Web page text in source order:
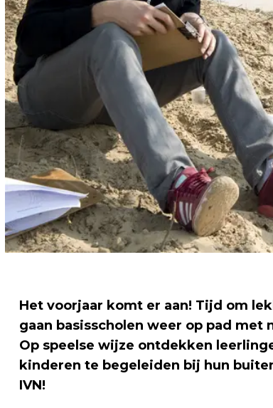
Het voorjaar komt er aan! Tijd om
gaan basisscholen weer op pad
Op speelse wijze ontdekken
kinderen te begeleiden bij hun
IVN!